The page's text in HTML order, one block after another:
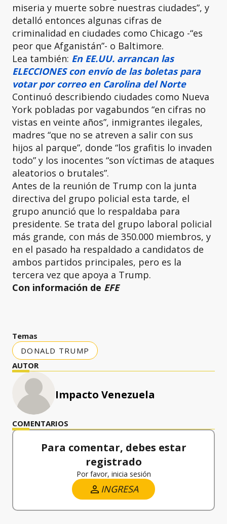
miseria y muerte sobre nuestras ciudades”, y
detalló entonces algunas cifras de
criminalidad en ciudades como Chicago -“es
peor que Afganistán”- o Baltimore.
Lea también: En EE.UU. arrancan las
ELECCIONES con envío de las boletas para
votar por correo en Carolina del Norte
Continuó describiendo ciudades como Nueva
York pobladas por vagabundos “en cifras no
vistas en veinte años”, inmigrantes ilegales,
madres “que no se atreven a salir con sus
hijos al parque”, donde “los grafitis lo invaden
todo” y los inocentes “son víctimas de ataques
aleatorios o brutales”.
Antes de la reunión de Trump con la junta
directiva del grupo policial esta tarde, el
grupo anunció que lo respaldaba para
presidente. Se trata del grupo laboral policial
más grande, con más de 350.000 miembros, y
en el pasado ha respaldado a candidatos de
ambos partidos principales, pero es la
tercera vez que apoya a Trump.
Con información de EFE
Temas
DONALD TRUMP
AUTOR
Impacto Venezuela
COMENTARIOS
Para comentar, debes estar
registrado
Por favor, inicia sesión
INGRESA